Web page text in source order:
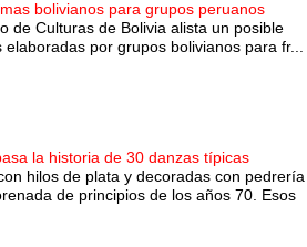
bolivianos para grupos peruanos
de Culturas de Bolivia alista un posible
elaboradas por grupos bolivianos para fr...
la historia de 30 danzas típicas
hilos de plata y decoradas con pedrería
de principios de los años 70. Esos